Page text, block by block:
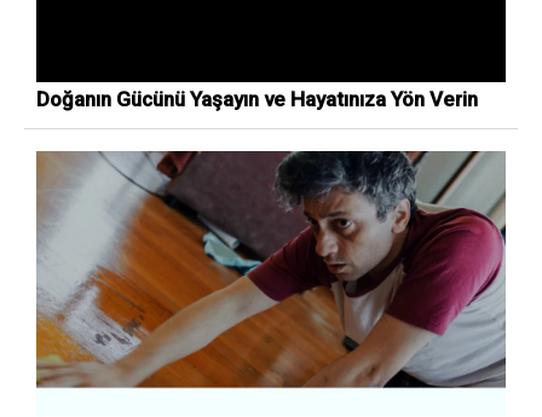
Doğanın Gücünü Yaşayın ve Hayatınıza Yön Verin